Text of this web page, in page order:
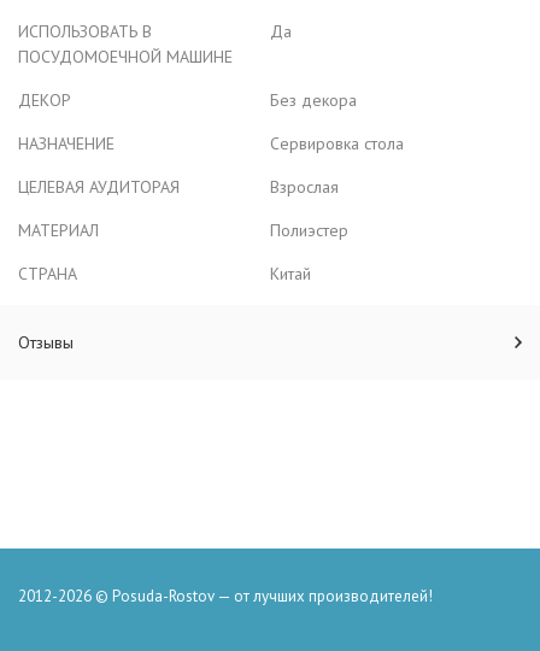
ИСПОЛЬЗОВАТЬ В
ПОСУДОМОЕЧНОЙ МАШИНЕ
Да
ДЕКОР
Без декора
НАЗНАЧЕНИЕ
Сервировка стола
ЦЕЛЕВАЯ АУДИТОРАЯ
Взрослая
МАТЕРИАЛ
Полиэстер
СТРАНА
Китай
Отзывы
2012-2026 © Posuda-Rostov — от лучших производителей!